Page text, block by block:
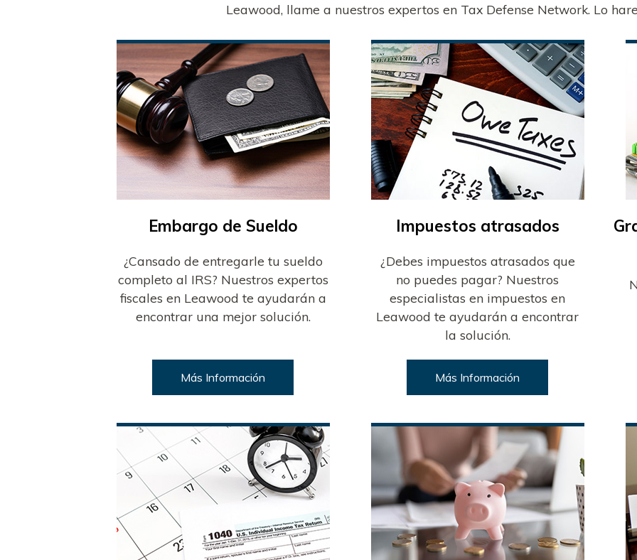
Leawood, llame a nuestros expertos en Tax Defense Network. Lo
Embargo de Sueldo
¿Cansado de entregarle tu sueldo
completo al IRS? Nuestros expertos
fiscales en Leawood te ayudarán a
encontrar una mejor solución.
Más Información
Impuestos atrasados
¿Debes impuestos atrasados que
no puedes pagar? Nuestros
especialistas en impuestos en
Leawood te ayudarán a encontrar
la solución.
Más Información